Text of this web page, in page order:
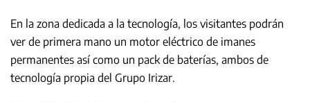
En la zona dedicada a la tecnología, los visitantes podrán
ver de primera mano un motor eléctrico de imanes
permanentes así como un pack de baterías, ambos de
tecnología propia del Grupo Irizar.